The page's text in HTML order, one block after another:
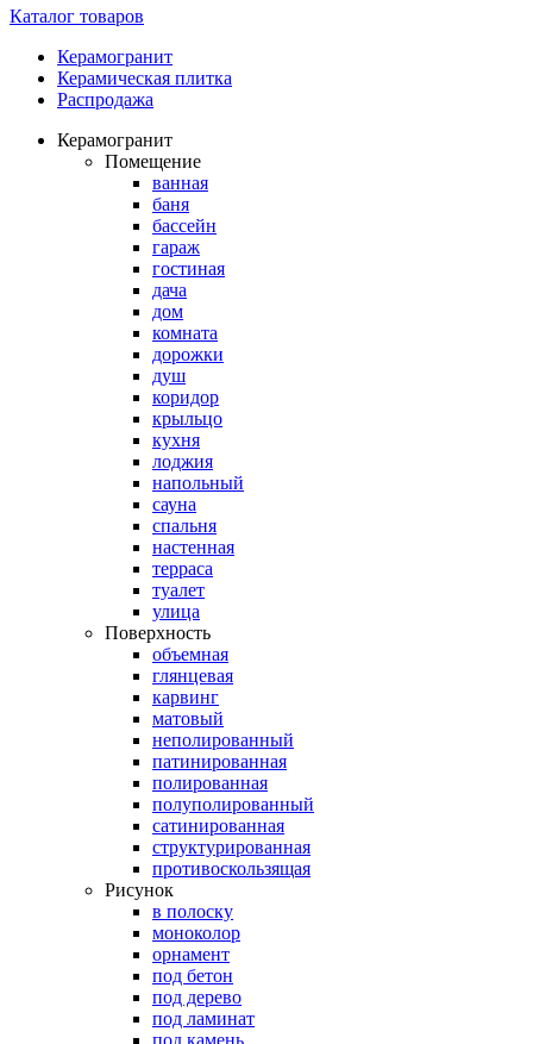
Каталог товаров
Керамогранит
Керамическая плитка
Распродажа
Керамогранит
Помещение
ванная
баня
бассейн
гараж
гостиная
дача
дом
комната
дорожки
душ
коридор
крыльцо
кухня
лоджия
напольный
сауна
спальня
настенная
терраса
туалет
улица
Поверхность
объемная
глянцевая
карвинг
матовый
неполированный
патинированная
полированная
полуполированный
сатинированная
структурированная
противоскользящая
Рисунок
в полоску
моноколор
орнамент
под бетон
под дерево
под ламинат
под камень